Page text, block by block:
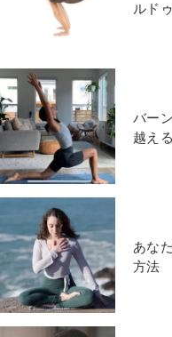
ルド
バー
越え
あな
方法